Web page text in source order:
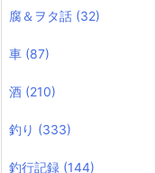
腐＆ヲタ話 (32)
車 (87)
酒 (210)
釣り (333)
釣行記録 (144)